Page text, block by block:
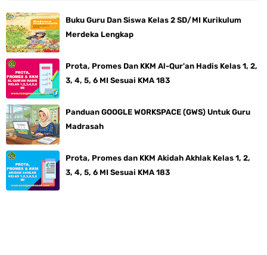
Buku Guru Dan Siswa Kelas 2 SD/MI Kurikulum
Merdeka Lengkap
Prota, Promes Dan KKM Al-Qur'an Hadis Kelas 1, 2,
3, 4, 5, 6 MI Sesuai KMA 183
Panduan GOOGLE WORKSPACE (GWS) Untuk Guru
Madrasah
Prota, Promes dan KKM Akidah Akhlak Kelas 1, 2,
3, 4, 5, 6 MI Sesuai KMA 183